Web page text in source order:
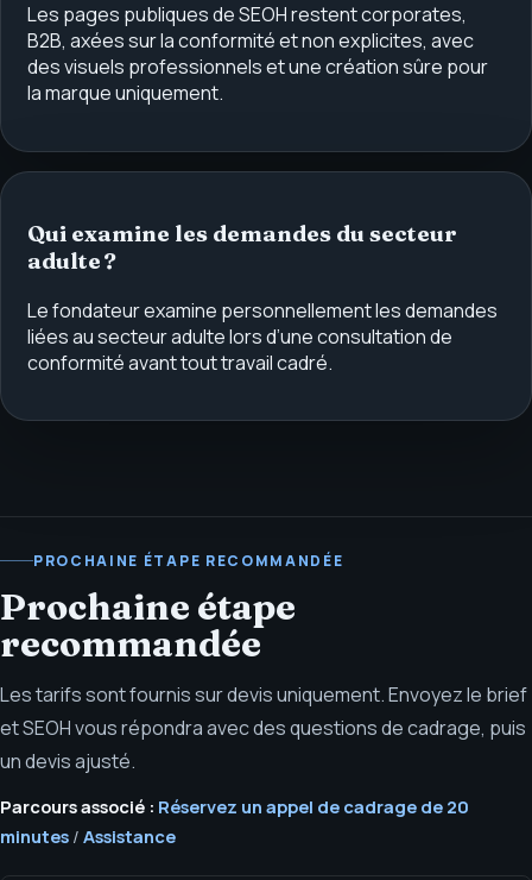
Les pages publiques de SEOH restent corporates,
B2B, axées sur la conformité et non explicites, avec
des visuels professionnels et une création sûre pour
la marque uniquement.
Qui examine les demandes du secteur
adulte ?
Le fondateur examine personnellement les demandes
liées au secteur adulte lors d’une consultation de
conformité avant tout travail cadré.
PROCHAINE ÉTAPE RECOMMANDÉE
Prochaine étape
recommandée
Les tarifs sont fournis sur devis uniquement. Envoyez le brief
et SEOH vous répondra avec des questions de cadrage, puis
un devis ajusté.
Parcours associé : Réservez un appel de cadrage de 20
minutes / Assistance